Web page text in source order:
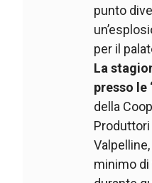
punto
per il
La
presso le
della
Produttori
minimo